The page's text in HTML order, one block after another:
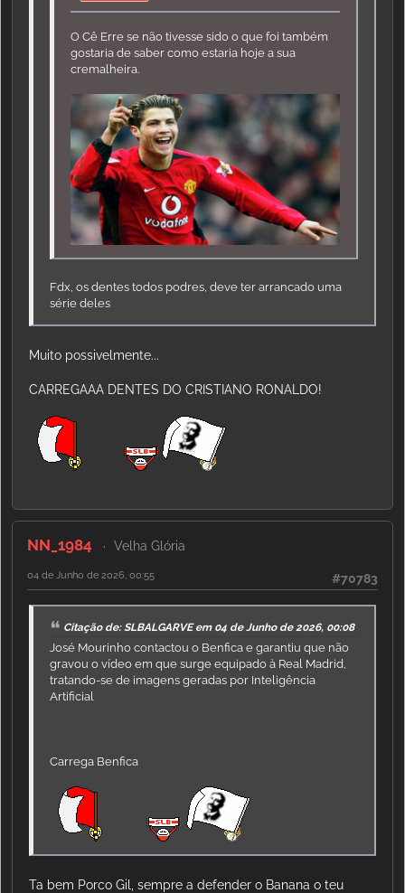
O Cê Erre se não tivesse sido o que foi também
gostaria de saber como estaria hoje a sua
cremalheira.
Fdx, os dentes todos podres, deve ter arrancado uma
série deles
Muito possivelmente...
CARREGAAA DENTES DO CRISTIANO RONALDO!
NN_1984 Velha Glória
#70783
04 de Junho de 2026, 00:55
Citação de: SLBALGARVE em 04 de Junho de 2026, 00:08
José Mourinho contactou o Benfica e garantiu que não
gravou o vídeo em que surge equipado à Real Madrid,
tratando-se de imagens geradas por Inteligência
Artificial
Carrega Benfica
Ta bem Porco Gil, sempre a defender o Banana o teu